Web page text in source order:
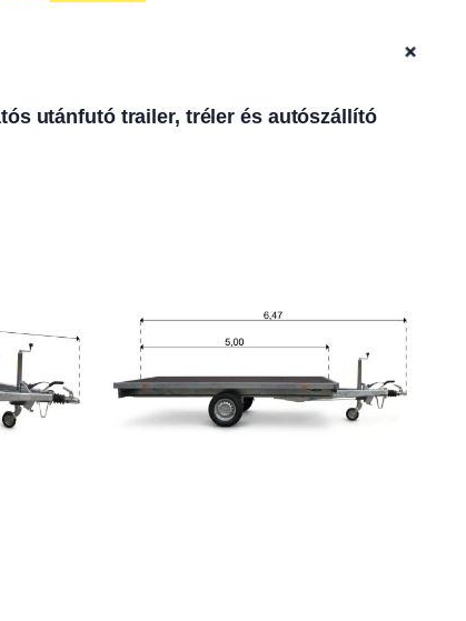
+
utánfutó trailer, tréler és autószállító